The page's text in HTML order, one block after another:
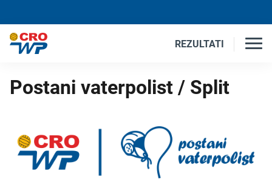
REZULTATI
Postani vaterpolist / Split